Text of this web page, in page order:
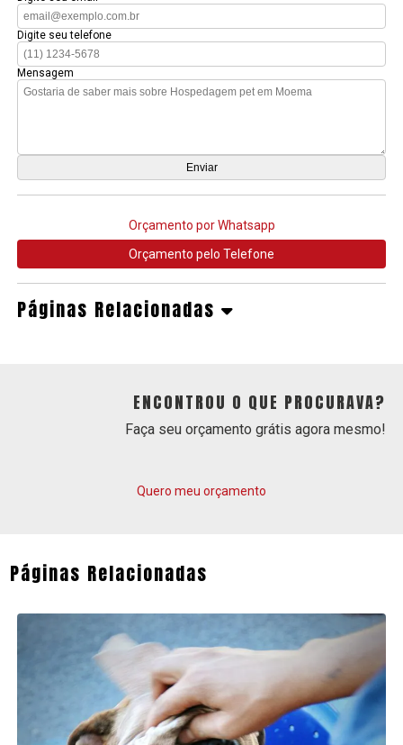
Digite seu telefone
Mensagem
Orçamento por Whatsapp
Orçamento pelo Telefone
Páginas Relacionadas
ENCONTROU O QUE PROCURAVA?
Faça seu orçamento grátis agora mesmo!
Quero meu orçamento
Páginas Relacionadas